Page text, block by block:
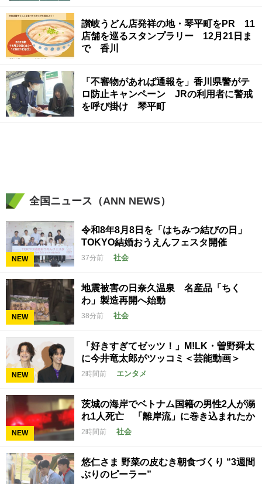
讃岐うどん店発祥の地・琴平町をPR 11
店舗を巡るスタンプラリー 12月21日ま
で 香川
「不審物があれば通報を」香川県警がテ
ロ防止キャンペーン JRの利用者に警戒
を呼び掛け 琴平町
全国ニュース（ANN NEWS）
NEW
令和8年8月8日を「はちみつ結びの日」
TOKYO結婚おうえんフェスタ開催
37分前 社会
NEW
地震被害の日奈久温泉 名産品「ちく
わ」製造再開へ始動
38分前 社会
NEW
「好きすぎてゼッツ！」M!LK・曽野舜太
に今井竜太郎がツッコミ＜芸能動画＞
2時間前 エンタメ
NEW
茨城の海岸でベトナム国籍の男性2人が溺
れ1人死亡 「離岸流」に巻き込まれたか
2時間前 社会
悠仁さま 野菜の皮むき朝食づくり “3週間
ぶりのピーラー”